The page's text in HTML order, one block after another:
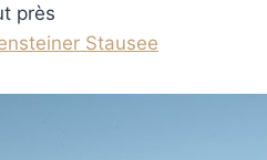
près
Stausee